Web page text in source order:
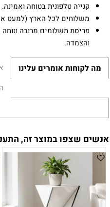
קנייה טלפונית בטוחה ואמינה.
משלוחים לכל הארץ (למעט
פריסת תשלומים מרובה ונוחה
והצמדה.
מה לקוחות אומרים עלינו
אנשים שצפו במוצר זה,